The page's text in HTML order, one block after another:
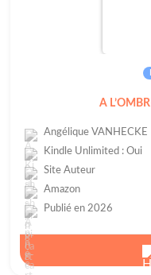
A
Angélique VANHECKE
Kindle Unlimited : Oui
Site Auteur
Amazon
Publié en 2026